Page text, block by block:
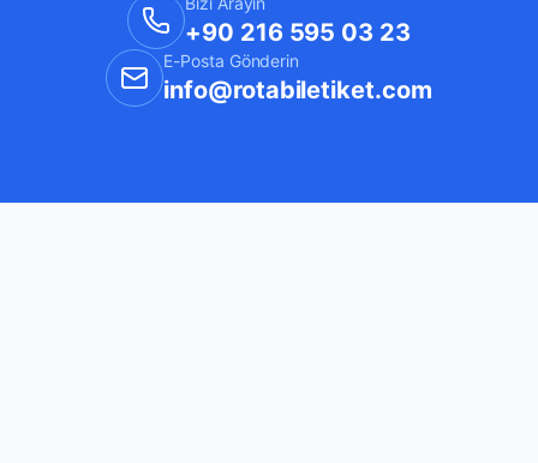
+90 216 595 03 23
E-Posta Gönderin
info@rotabiletiket.com